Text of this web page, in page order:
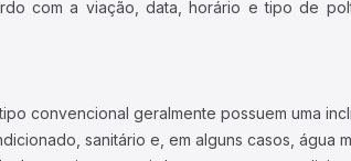
com a viação, data, horário e tipo de
convencional geralmente possuem uma
sanitário e, em alguns casos, água